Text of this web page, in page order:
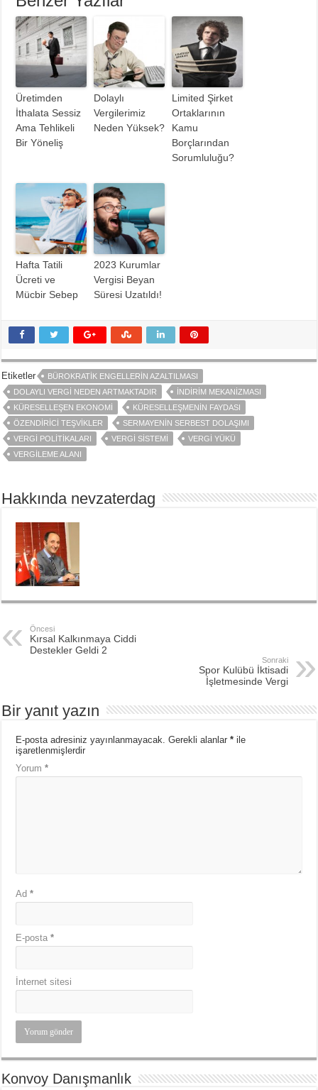
Üretimden
İthalata Sessiz
Ama Tehlikeli
Bir Yöneliş
Dolaylı
Vergilerimiz
Neden Yüksek?
Limited Şirket
Ortaklarının
Kamu
Borçlarından
Sorumluluğu?
Hafta Tatili
Ücreti ve
Mücbir Sebep
2023 Kurumlar
Vergisi Beyan
Süresi Uzatıldı!
Etiketler
BÜROKRATIK ENGELLERIN AZALTILMASI
DOLAYLI VERGI NEDEN ARTMAKTADIR
İNDIRIM MEKANIZMASI
KÜRESELLEŞEN EKONOMI
KÜRESELLEŞMENIN FAYDASI
ÖZENDIRICI TEŞVIKLER
SERMAYENIN SERBEST DOLAŞIMI
VERGI POLITIKALARI
VERGI SISTEMI
VERGI YÜKÜ
VERGILEME ALANI
Hakkında nevzaterdag
Öncesi
Kırsal Kalkınmaya Ciddi
Destekler Geldi 2
Sonraki
Spor Kulübü İktisadi
İşletmesinde Vergi
Bir yanıt yazın
E-posta adresiniz yayınlanmayacak. Gerekli alanlar* ile
işaretlenmişlerdir
Yorum*
Ad*
E-posta*
İnternet sitesi
Konvoy Danışmanlık